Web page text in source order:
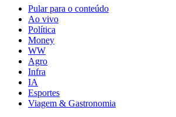
Pular para o conteúdo
Ao vivo
Política
Money
WW
Agro
Infra
IA
Esportes
Viagem & Gastronomia